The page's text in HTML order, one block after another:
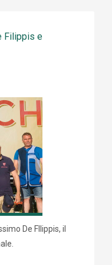
Filippis e
De FIlippis, il